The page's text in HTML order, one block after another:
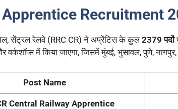
Apprentice Recruitment
सेंट्रल रेलवे (RRC CR) ने अप्रेंटिस के कुल2379 पदों
वर्कशॉप्स में किया जाएगा, जिसमें मुंबई, भुसावल, पुणे,
Post Name
Central Railway Apprentice